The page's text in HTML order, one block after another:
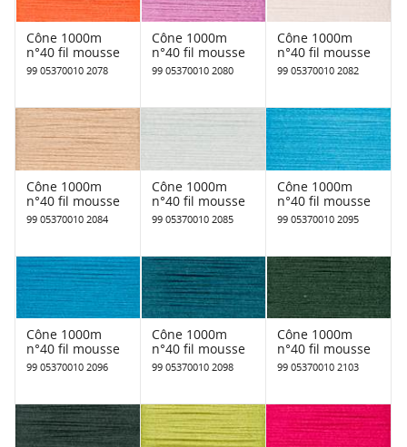
Cône 1000m
n°40 fil mousse
99 05370010 2078
Cône 1000m
n°40 fil mousse
99 05370010 2080
Cône 1000m
n°40 fil mousse
99 05370010 2082
Cône 1000m
n°40 fil mousse
99 05370010 2084
Cône 1000m
n°40 fil mousse
99 05370010 2085
Cône 1000m
n°40 fil mousse
99 05370010 2095
Cône 1000m
n°40 fil mousse
99 05370010 2096
Cône 1000m
n°40 fil mousse
99 05370010 2098
Cône 1000m
n°40 fil mousse
99 05370010 2103